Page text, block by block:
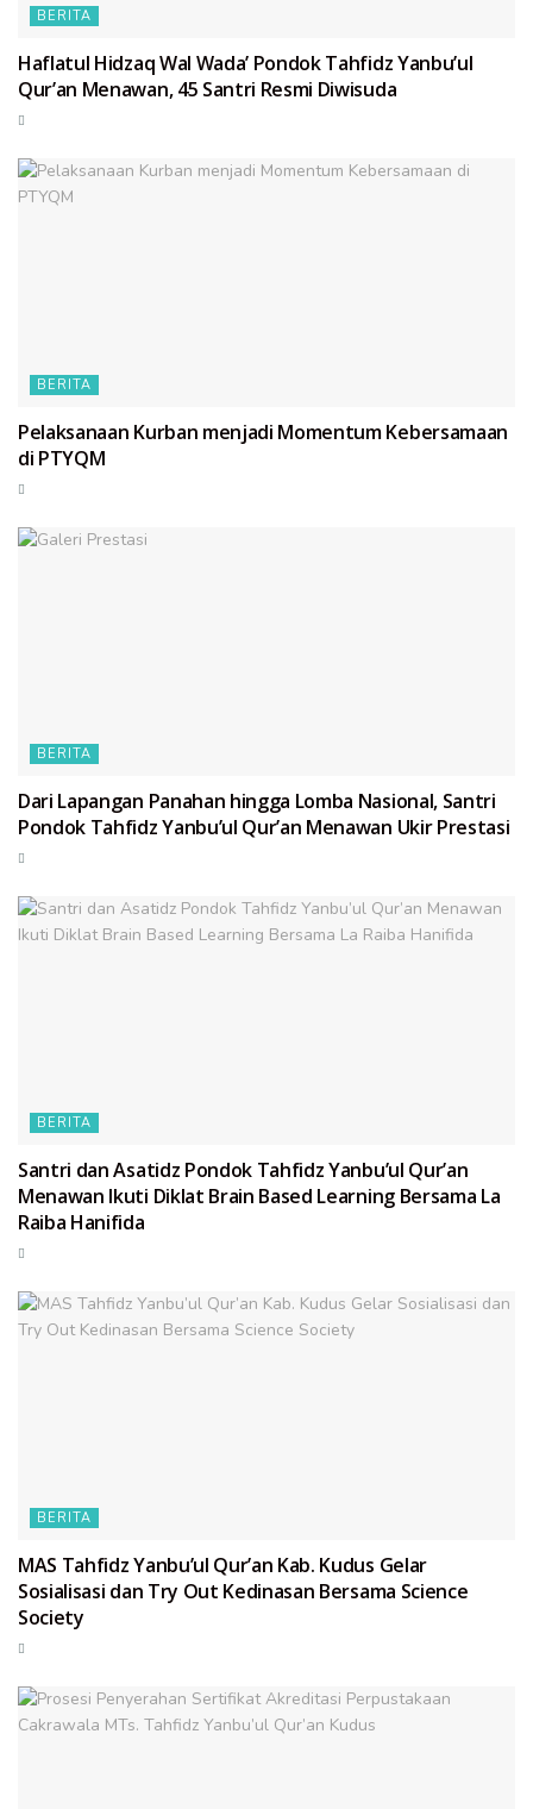
BERITA
Haflatul Hidzaq Wal Wada’ Pondok Tahfidz Yanbu’ul
Qur’an Menawan, 45 Santri Resmi Diwisuda
BERITA
Pelaksanaan Kurban menjadi Momentum Kebersamaan
di PTYQM
BERITA
Dari Lapangan Panahan hingga Lomba Nasional, Santri
Pondok Tahfidz Yanbu’ul Qur’an Menawan Ukir Prestasi
BERITA
Santri dan Asatidz Pondok Tahfidz Yanbu’ul Qur’an
Menawan Ikuti Diklat Brain Based Learning Bersama La
Raiba Hanifida
BERITA
MAS Tahfidz Yanbu’ul Qur’an Kab. Kudus Gelar
Sosialisasi dan Try Out Kedinasan Bersama Science
Society